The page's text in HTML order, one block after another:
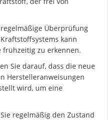
regelmäßige Überprüfung
kann
frühzeitig zu erkennen.
Sie darauf, dass die neue
Herstelleranweisungen
wird, um eine
regelmäßig den Zustand